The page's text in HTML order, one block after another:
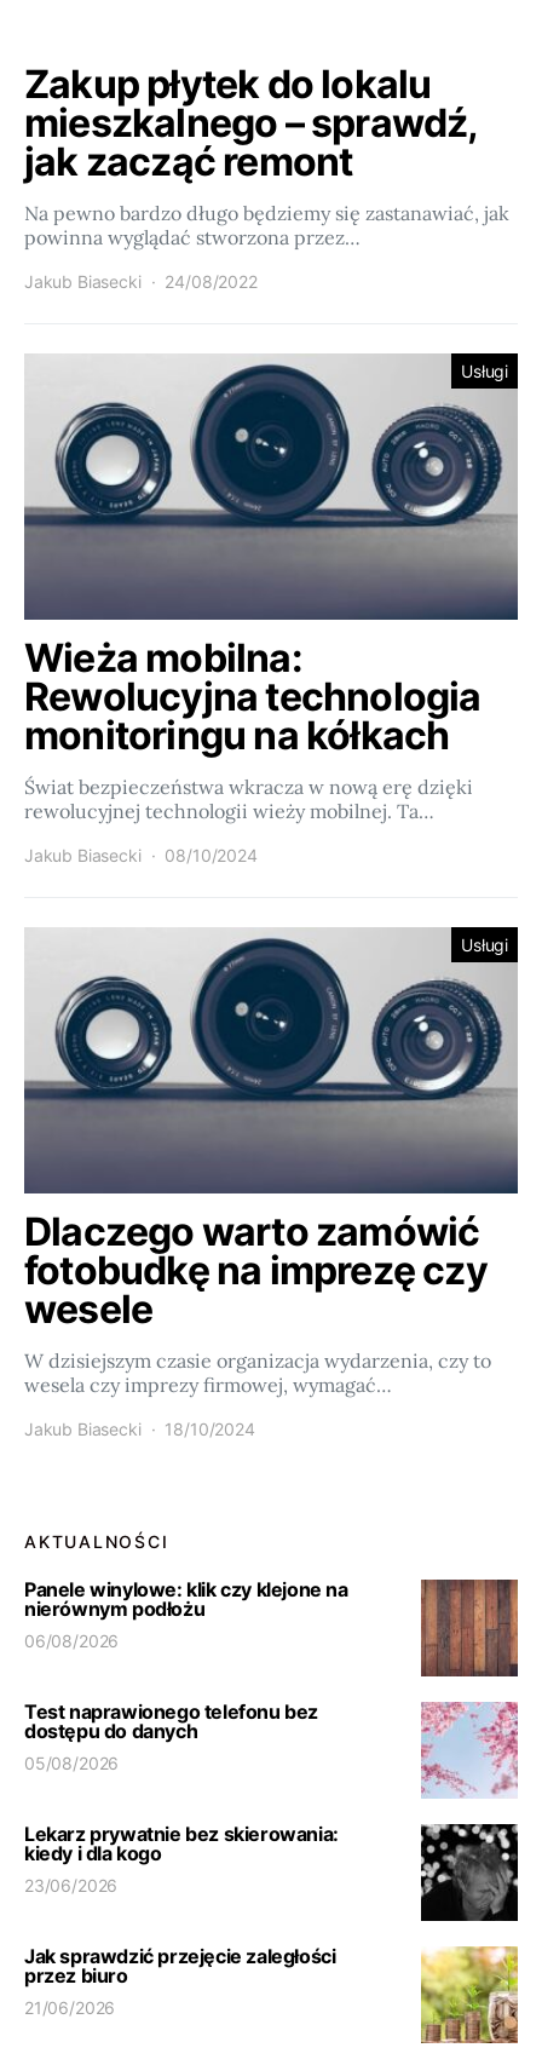
Zakup płytek do lokalu
mieszkalnego – sprawdź,
jak zacząć remont
Na pewno bardzo długo będziemy się zastanawiać, jak
powinna wyglądać stworzona przez…
Jakub Biasecki 24/08/2022
Usługi
Wieża mobilna:
Rewolucyjna technologia
monitoringu na kółkach
Świat bezpieczeństwa wkracza w nową erę dzięki
rewolucyjnej technologii wieży mobilnej. Ta…
Jakub Biasecki 08/10/2024
Usługi
Dlaczego warto zamówić
fotobudkę na imprezę czy
wesele
W dzisiejszym czasie organizacja wydarzenia, czy to
wesela czy imprezy firmowej, wymagać…
Jakub Biasecki 18/10/2024
AKTUALNOŚCI
Panele winylowe: klik czy klejone na
nierównym podłożu
06/08/2026
Test naprawionego telefonu bez
dostępu do danych
05/08/2026
Lekarz prywatnie bez skierowania:
kiedy i dla kogo
23/06/2026
Jak sprawdzić przejęcie zaległości
przez biuro
21/06/2026